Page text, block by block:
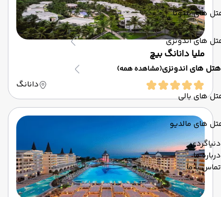
های بنتوتا
های اندونزی
هتل های اندونزی(مشاهده همه)
های بالی
های مالدیو
دنیاگردی
درباره ما
تماس با ما
ملیا دانانگ بیچ
دانانگ